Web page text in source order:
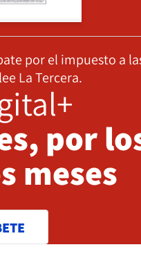
por el impuesto a
La Tercera.
por
meses